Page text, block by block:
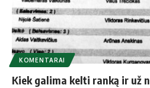
KOMENTARAI
Kiek galima kelti ranką ir už